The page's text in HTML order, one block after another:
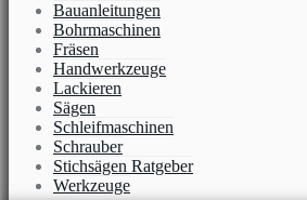
Bauanleitungen
Bohrmaschinen
Fräsen
Handwerkzeuge
Lackieren
Sägen
Schleifmaschinen
Schrauber
Stichsägen Ratgeber
Werkzeuge